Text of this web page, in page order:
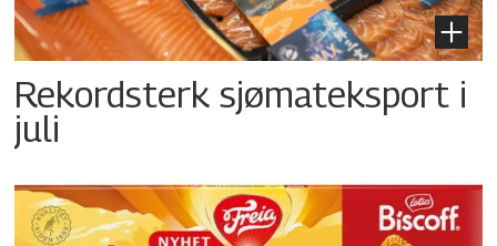
Rekordsterk sjømateksport i
juli